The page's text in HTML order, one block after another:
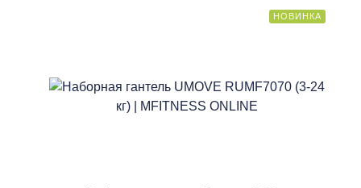
НОВИНКА